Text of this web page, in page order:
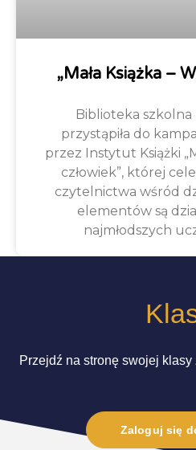
„Mała Książka –
Biblioteka
przystąpiła do
przez Instytut Książki
człowiek”, której
czytelnictwa wśród
elementów są
najmłodszych
Przejdź na stronę swojej
Zaloguj się